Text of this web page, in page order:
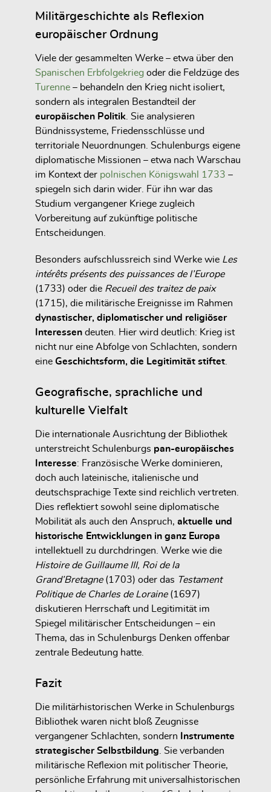
Militärgeschichte als Reflexion
europäischer Ordnung
Viele der gesammelten Werke – etwa über den
Spanischen Erbfolgekrieg oder die Feldzüge des
Turenne – behandeln den Krieg nicht isoliert,
sondern als integralen Bestandteil der
europäischen Politik . Sie analysieren
Bündnissysteme, Friedensschlüsse und
territoriale Neuordnungen. Schulenburgs eigene
diplomatische Missionen – etwa nach Warschau
im Kontext der polnischen Königswahl 1733 –
spiegeln sich darin wider. Für ihn war das
Studium vergangener Kriege zugleich
Vorbereitung auf zukünftige politische
Entscheidungen.
Besonders aufschlussreich sind Werke wie Les
intérêts présents des puissances de l’Europe
(1733) oder die Recueil des traitez de paix
(1715), die militärische Ereignisse im Rahmen
dynastischer, diplomatischer und religiöser
Interessen deuten. Hier wird deutlich: Krieg ist
nicht nur eine Abfolge von Schlachten, sondern
eine Geschichtsform, die Legitimität stiftet.
Geografische, sprachliche und
kulturelle Vielfalt
Die internationale Ausrichtung der Bibliothek
unterstreicht Schulenburgs pan-europäisches
Interesse: Französische Werke dominieren,
doch auch lateinische, italienische und
deutschsprachige Texte sind reichlich vertreten.
Dies reflektiert sowohl seine diplomatische
Mobilität als auch den Anspruch, aktuelle und
historische Entwicklungen in ganz Europa
intellektuell zu durchdringen. Werke wie die
Histoire de Guillaume III, Roi de la
Grand’Bretagne(1703) oder das Testament
Politique de Charles de Loraine(1697)
diskutieren Herrschaft und Legitimität im
Spiegel militärischer Entscheidungen – ein
Thema, das in Schulenburgs Denken offenbar
zentrale Bedeutung hatte.
Fazit
Die militärhistorischen Werke in Schulenburgs
Bibliothek waren nicht bloß Zeugnisse
vergangener Schlachten, sondern Instrumente
strategischer Selbstbildung. Sie verbanden
militärische Reflexion mit politischer Theorie,
persönliche Erfahrung mit universalhistorischen